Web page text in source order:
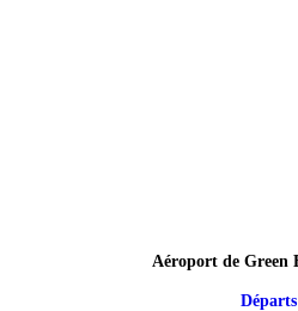
Aéroport de Green
Départs